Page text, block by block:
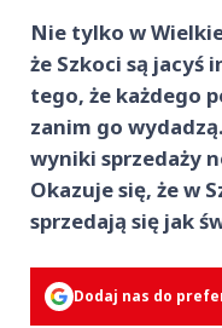
Nie tylko w
że Szkoci są jacyś
tego, że każdego
zanim go
wyniki sprzedaży
Okazuje się, że w
sprzedają się jak
Dodaj nas do